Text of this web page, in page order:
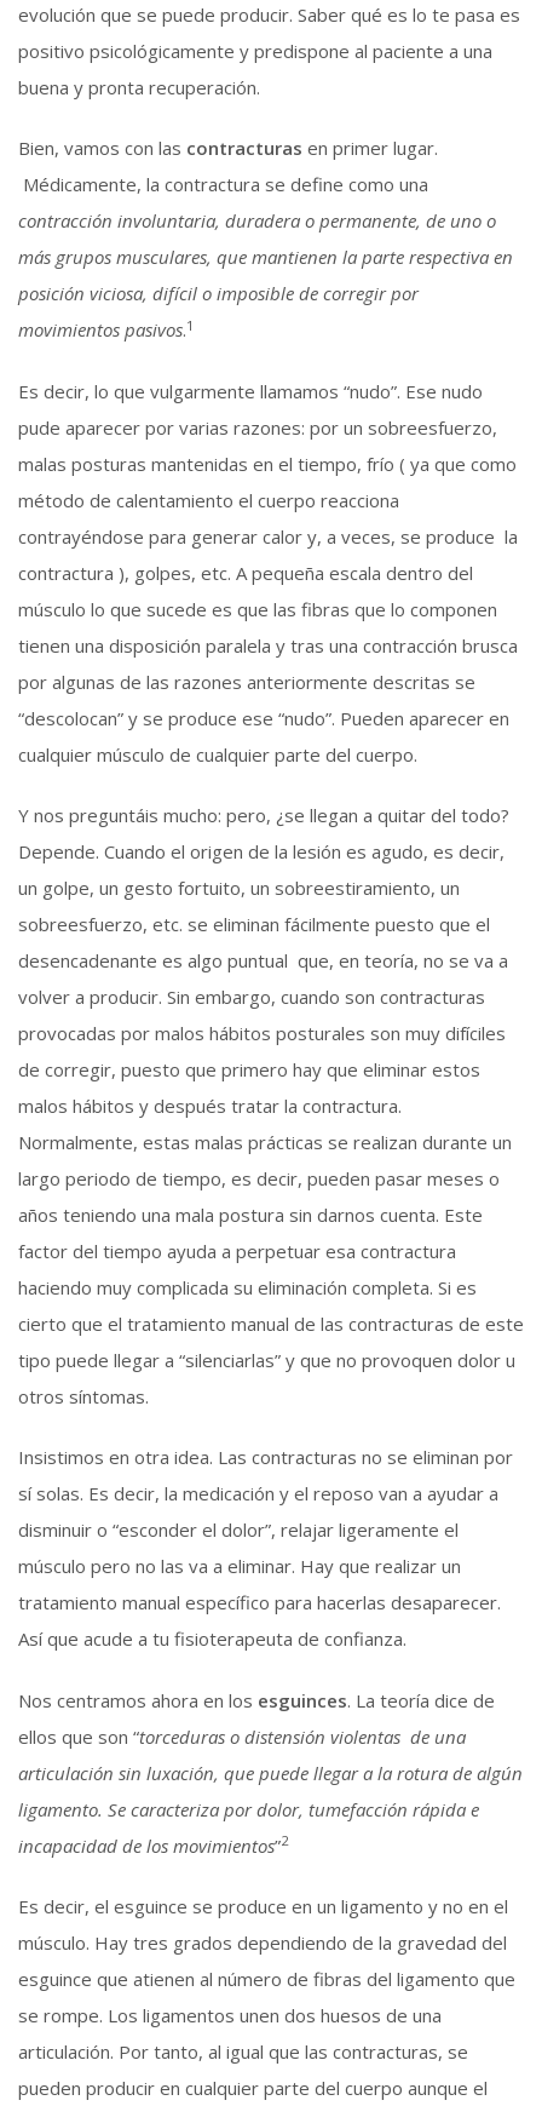
evolución que se puede producir. Saber qué es lo te pasa es
positivo psicológicamente y predispone al paciente a una
buena y pronta recuperación.
Bien, vamos con las contracturas en primer lugar.
Médicamente, la contractura se define como una
contracción involuntaria, duradera o permanente, de uno o
más grupos musculares, que mantienen la parte respectiva en
posición viciosa, difícil o imposible de corregir por
movimientos pasivos.1
Es decir, lo que vulgarmente llamamos “nudo”. Ese nudo
pude aparecer por varias razones: por un sobreesfuerzo,
malas posturas mantenidas en el tiempo, frío ( ya que como
método de calentamiento el cuerpo reacciona
contrayéndose para generar calor y, a veces, se produce la
contractura ), golpes, etc. A pequeña escala dentro del
músculo lo que sucede es que las fibras que lo componen
tienen una disposición paralela y tras una contracción brusca
por algunas de las razones anteriormente descritas se
“descolocan” y se produce ese “nudo”. Pueden aparecer en
cualquier músculo de cualquier parte del cuerpo.
Y nos preguntáis mucho: pero, ¿se llegan a quitar del todo?
Depende. Cuando el origen de la lesión es agudo, es decir,
un golpe, un gesto fortuito, un sobreestiramiento, un
sobreesfuerzo, etc. se eliminan fácilmente puesto que el
desencadenante es algo puntual que, en teoría, no se va a
volver a producir. Sin embargo, cuando son contracturas
provocadas por malos hábitos posturales son muy difíciles
de corregir, puesto que primero hay que eliminar estos
malos hábitos y después tratar la contractura.
Normalmente, estas malas prácticas se realizan durante un
largo periodo de tiempo, es decir, pueden pasar meses o
años teniendo una mala postura sin darnos cuenta. Este
factor del tiempo ayuda a perpetuar esa contractura
haciendo muy complicada su eliminación completa. Si es
cierto que el tratamiento manual de las contracturas de este
tipo puede llegar a “silenciarlas” y que no provoquen dolor u
otros síntomas.
Insistimos en otra idea. Las contracturas no se eliminan por
sí solas. Es decir, la medicación y el reposo van a ayudar a
disminuir o “esconder el dolor”, relajar ligeramente el
músculo pero no las va a eliminar. Hay que realizar un
tratamiento manual específico para hacerlas desaparecer.
Así que acude a tu fisioterapeuta de confianza.
Nos centramos ahora en los esguinces. La teoría dice de
ellos que son “torceduras o distensión violentas de una
articulación sin luxación, que puede llegar a la rotura de algún
ligamento. Se caracteriza por dolor, tumefacción rápida e
incapacidad de los movimientos”2
Es decir, el esguince se produce en un ligamento y no en el
músculo. Hay tres grados dependiendo de la gravedad del
esguince que atienen al número de fibras del ligamento que
se rompe. Los ligamentos unen dos huesos de una
articulación. Por tanto, al igual que las contracturas, se
pueden producir en cualquier parte del cuerpo aunque el